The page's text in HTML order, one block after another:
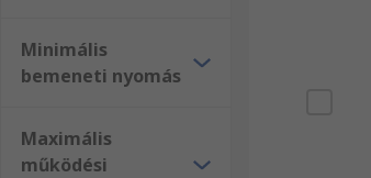
Minimális
bemeneti nyomás
Maximális
működési